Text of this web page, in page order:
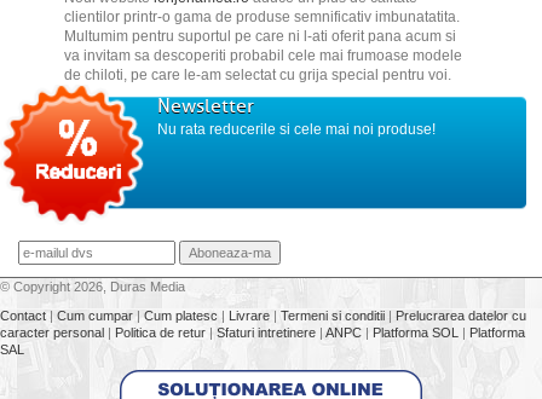
clientilor printr-o gama de produse semnificativ imbunatatita.
Multumim pentru suportul pe care ni l-ati oferit pana acum si
va invitam sa descoperiti probabil cele mai frumoase modele
de chiloti, pe care le-am selectat cu grija special pentru voi.
Newsletter
Nu rata reducerile si cele mai noi produse!
© Copyright 2026, Duras Media
Contact | Cum cumpar | Cum platesc | Livrare | Termeni si conditii | Prelucrarea datelor cu
caracter personal | Politica de retur | Sfaturi intretinere | ANPC | Platforma SOL | Platforma
SAL